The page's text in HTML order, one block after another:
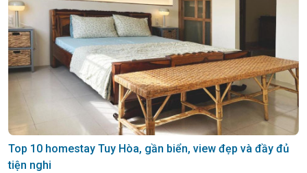
Top 10 homestay Tuy Hòa, gần biển, view đẹp và đầy đủ
tiện nghi